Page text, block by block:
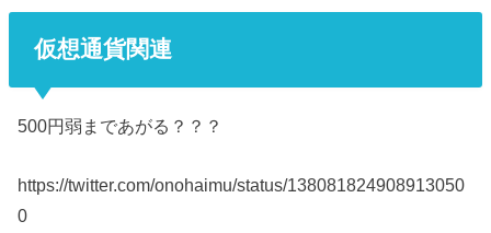
仮想通貨関連
500円弱まであがる？？？
https://twitter.com/onohaimu/status/138081824908913050
0